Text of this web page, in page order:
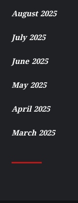
August 2025
July 2025
June 2025
May 2025
April 2025
March 2025